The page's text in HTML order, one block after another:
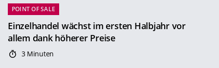
POINT OF SALE
Einzelhandel wächst im ersten Halbjahr vor
allem dank höherer Preise
3 Minuten